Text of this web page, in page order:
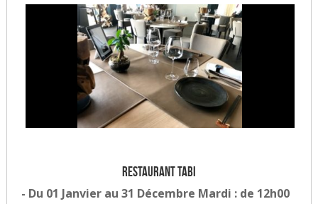
Restaurant Tabi
- Du 01 Janvier au 31 Décembre Mardi : de 12h00